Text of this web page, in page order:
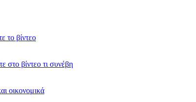
το βίντεο
στο βίντεο τι συνέβη
οικονομικά